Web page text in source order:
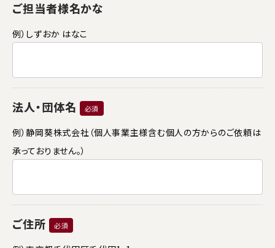
ご担当者様名かな
例）しずおか はなこ
法人・団体名 必須
例）静岡葵株式会社（個人事業主様含む個人の方からのご依頼は
承っておりません。）
ご住所 必須